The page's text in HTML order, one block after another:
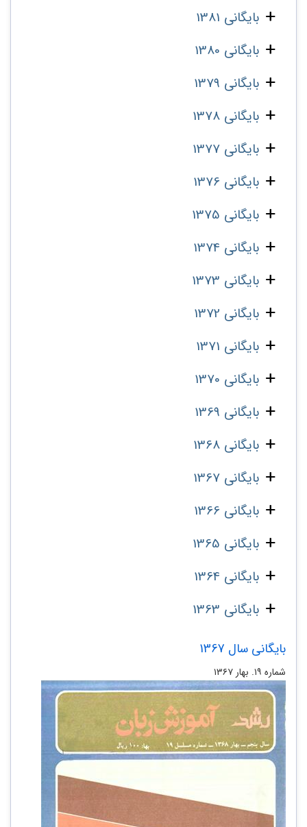
بایگانی 1381
بایگانی 1380
بایگانی 1379
بایگانی 1378
بایگانی 1377
بایگانی 1376
بایگانی 1375
بایگانی 1374
بایگانی 1373
بایگانی 1372
بایگانی 1371
بایگانی 1370
بایگانی 1369
بایگانی 1368
بایگانی 1367
بایگانی 1366
بایگانی 1365
بایگانی 1364
بایگانی 1363
بایگانی سال 1367
شماره ۱۹. بهار ۱۳۶۷